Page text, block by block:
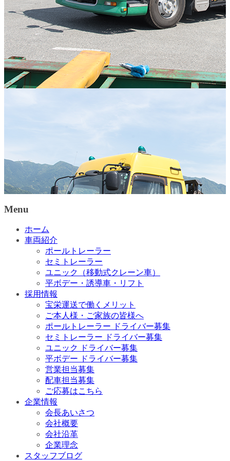
Menu
ホーム
車両紹介
ポールトレーラー
セミトレーラー
ユニック（移動式クレーン車）
平ボデー・誘導車・リフト
採用情報
宝栄運送で働くメリット
ご本人様・ご家族の皆様へ
ポールトレーラー ドライバー募集
セミトレーラー ドライバー募集
ユニック ドライバー募集
平ボデー ドライバー募集
営業担当募集
配車担当募集
ご応募はこちら
企業情報
会長あいさつ
会社概要
会社沿革
企業理念
スタッフブログ